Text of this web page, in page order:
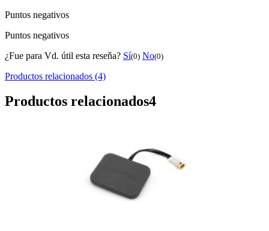
Puntos negativos
Puntos negativos
¿Fue para Vd. útil esta reseňa? Sí(0) No(0)
Productos relacionados (4)
Productos relacionados4